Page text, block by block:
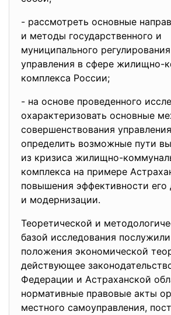
- рассмотреть основные
и методы государственного и
муниципального регулирования
управления в сфере жилищно-
комплекса России;
- на основе проведенного
охарактеризовать основные
совершенствования управления
определить возможные пути
из кризиса жилищно-
комплекса на примере
повышения эффективности его
и модернизации.
Теоретической и
базой исследования
положения экономической
действующее
Федерации и Астраханской
нормативные правовые акты
местного самоуправления,